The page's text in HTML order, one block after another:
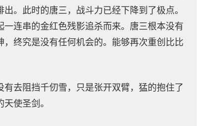
。此时的唐三，战斗力已经下降到了极点。
连串的金红色残影追杀而来。唐三根本没有
终究是没有任何机会的。能够再次重创比比
去阻挡千仞雪，只是张开双臂，猛的抱住了
使圣剑。